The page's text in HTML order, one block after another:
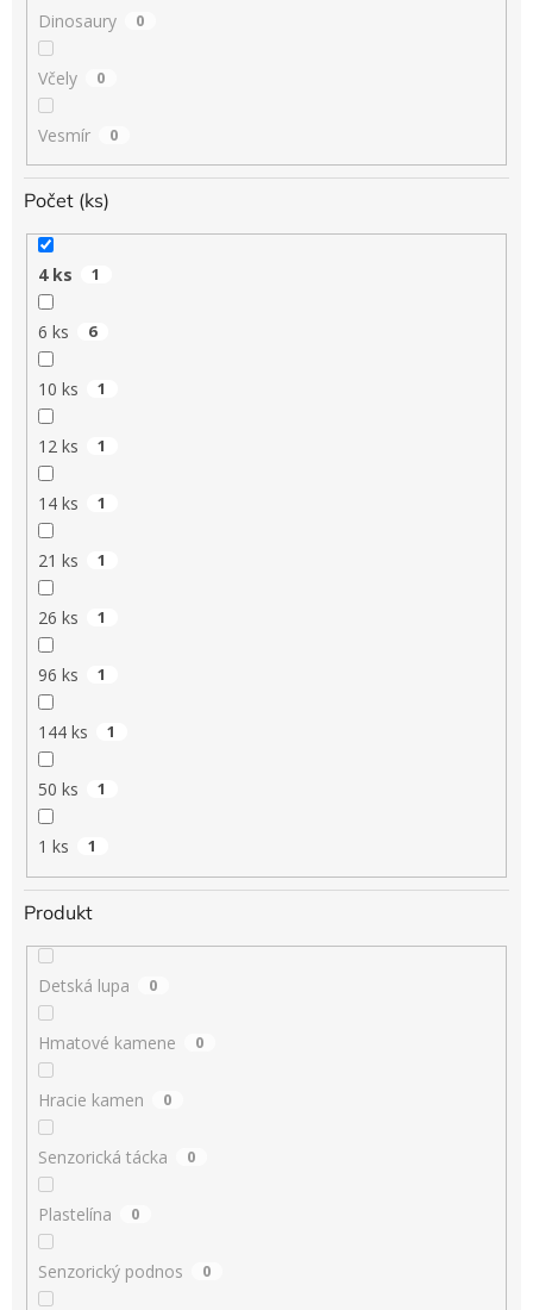
Dinosaury 0
Včely 0
Vesmír 0
Počet (ks)
4 ks 1
6 ks 6
10 ks 1
12 ks 1
14 ks 1
21 ks 1
26 ks 1
96 ks 1
144 ks 1
50 ks 1
1 ks 1
Produkt
Detská lupa 0
Hmatové kamene 0
Hracie kamen 0
Senzorická tácka 0
Plastelína 0
Senzorický podnos 0